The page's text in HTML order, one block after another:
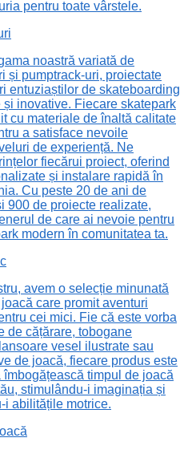
pentru toate vârstele.
noastră variată de
și pumptrack-uri, proiectate
entuziaștilor de skateboarding
și inovative. Fiecare skatepark
cu materiale de înaltă calitate
a satisface nevoile
de experiență. Ne
fiecărui proiect, oferind
și instalare rapidă în
Cu peste 20 de ani de
900 de proiecte realizate,
de care ai nevoie pentru
modern în comunitatea ta.
avem o selecție minunată
care promit aventuri
cei mici. Fie că este vorba
de cățărare, tobogane
vesel ilustrate sau
de joacă, fiecare produs este
îmbogățească timpul de joacă
stimulându-i imaginația și
i abilitățile motrice.